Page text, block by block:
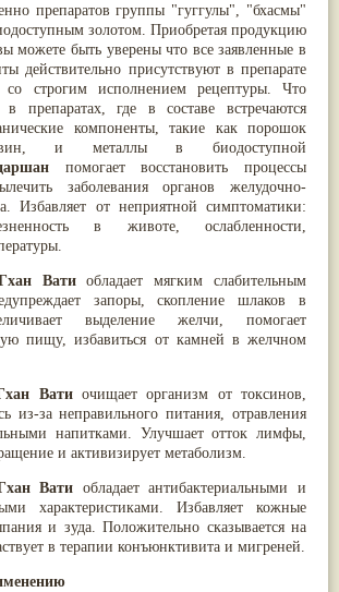
препаратов группы "гуггулы", "бхасмы"
золотом. Приобретая продукцию
можете быть уверены что все заявленные в
действительно присутствуют в препарате
со строгим исполнением рецептуры. Что
препаратах, где в составе встречаются
компоненты, такие как порошок
и металлы в биодоступной
помогает восстановить процессы
заболевания органов желудочно-
Избавляет от неприятной симптоматики:
в животе, ослабленности,
Ватиобладает мягким слабительным
запоры, скопление шлаков в
выделение желчи, помогает
пищу, избавиться от камней в желчном
Вати очищает организм от токсинов,
из-за неправильного питания, отравления
напитками. Улучшает отток лимфы,
и активизирует метаболизм.
Вати обладает антибактериальными и
характеристиками. Избавляет кожные
и зуда. Положительно сказывается на
в терапии конъюнктивита и мигреней.
(12)
(9)
Васака(9)